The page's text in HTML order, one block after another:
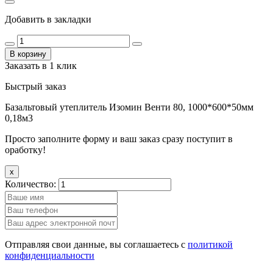
Добавить в закладки
В корзину
Заказать в 1 клик
Быстрый заказ
Базальтовый утеплитель Изомин Венти 80, 1000*600*50мм
0,18м3
Просто заполните форму и ваш заказ сразу поступит в
оработку!
x
Количество:
Отправляя свои данные, вы соглашаетесь с политикой
конфиденциальности